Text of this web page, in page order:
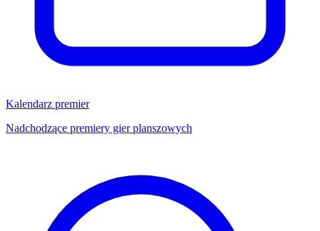
Kalendarz premier
Nadchodzące premiery gier planszowych